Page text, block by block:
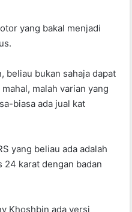
yang bakal menjadi
beliau bukan sahaja dapat
malah varian yang
biasa ada jual kat
yang beliau ada adalah
24 karat dengan badan
Khoshbin ada versi